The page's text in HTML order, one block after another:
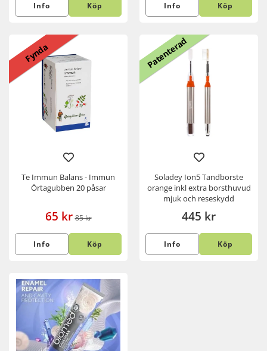
Info Köp Info Köp
Fynda
Te Immun Balans - Immun
Örtagubben 20 påsar
65 kr 85 kr
Info Köp
Patenterad
Soladey Ion5 Tandborste
orange inkl extra borsthuvud
mjuk och reseskydd
445 kr
Info Köp